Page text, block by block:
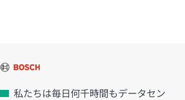
私たちは毎日何千時間もデータセン